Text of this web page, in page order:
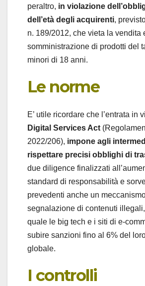
peraltro, in violazione
dell’età degli acquirenti,
n. 189/2012, che vieta la vendita
somministrazione di prodotti del
minori di 18 anni.
Le norme
E’ utile ricordare che l’entrata in
Digital Services Act
2022/206), impone agli
rispettare precisi obblighi di
due diligence finalizzati
standard di responsabilità e
prevedenti anche un
segnalazione di contenuti
quale le big tech e i siti di e-
subire sanzioni fino al 6% del
globale.
I controlli